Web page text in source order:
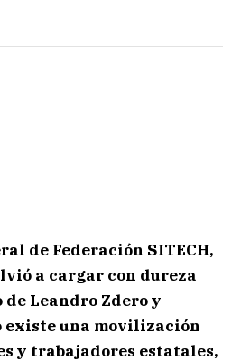
de Federación SITECH,
a cargar con dureza
Leandro Zdero y
existe una movilización
y trabajadores estatales,